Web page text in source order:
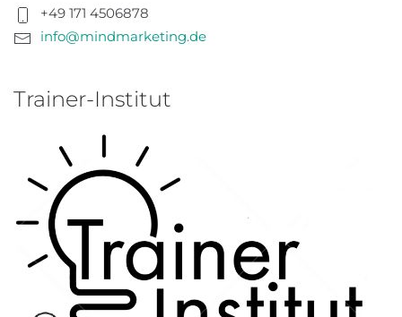
+49 171 4506878
info@mindmarketing.de
Trainer-Institut